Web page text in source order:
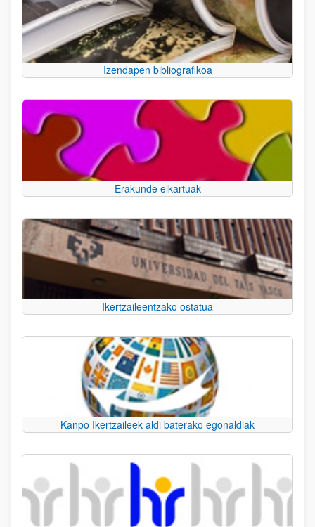
Izendapen bibliografikoa
Erakunde elkartuak
Ikertzaileentzako ostatua
Kanpo Ikertzaileek aldi baterako egonaldiak